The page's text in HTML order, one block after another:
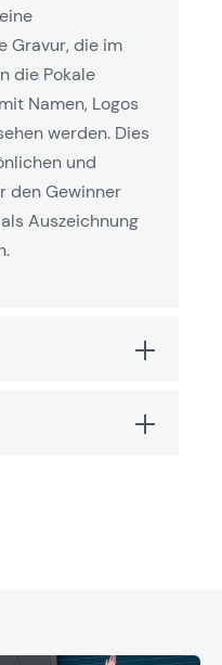
Gravur, die im
die Pokale
Namen, Logos
werden. Dies
und
den Gewinner
Auszeichnung